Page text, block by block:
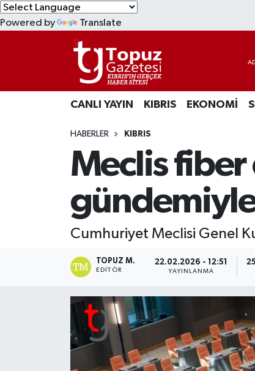
Powered by Translate
CANLI YAYIN KIBRIS EKONOMİ
HABERLER KIBRIS
Meclis
Cumhuriyet Meclisi Genel
TOPUZ M.
EDITÖR
22.02.2026 - 12:51
YAYINLANMA
EKONOMİ
MAGAZİN
TEKNOLOJİ
TÜRKİYE
Lefkoşa Nöbetçi Eczaneler
Lefkoşa Hava Durumu
Lefkoşa Trafik Yoğunluk Haritası
Süper Lig Puan Durumu ve Fikstür
Tüm Manşetler
Son Dakika Haberleri
Haber Arşivi